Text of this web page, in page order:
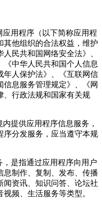
用程序（以下简称应用程
其他组织的合法权益，维护
民共和国网络安全法》、
《中华人民共和国个人信息
年人保护法》、《互联网信
息服务管理规定》、《网
、行政法规和国家有关规
提供应用程序信息服务，
序分发服务，应当遵守本规
是指通过应用程序向用户
息制作、复制、发布、传播
闻资讯、知识问答、论坛社
频、生活服务等类型。